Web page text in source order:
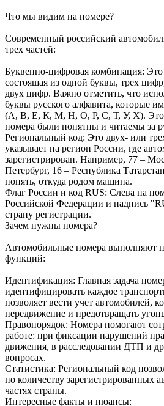
Что мы видим на номере?
Современный российский
трех частей:
Буквенно-цифровая комбинация: Это
состоящая из одной буквы, трех
двух цифр. Важно отметить, что
буквы русского алфавита, которые
(А, В, Е, К, М, Н, О, Р, С, Т, У, Х). Это
номера были понятны и читаемы за
Региональный код: Это двух- или
указывает на регион России, где
зарегистрирован. Например, 77 –
Петербург, 16 – Республика
понять, откуда родом машина.
Флаг России и код RUS: Слева на
Российской Федерации и надпись
страну регистрации.
Зачем нужны номера?
Автомобильные номера выполняют
функций:
Идентификация: Главная задача
идентифицировать каждое
позволяет вести учет автомобилей,
передвижение и предотвращать
Правопорядок: Номера помогают
работе: при фиксации нарушений
движения, в расследовании ДТП и
вопросах.
Статистика: Региональный код
по количеству зарегистрированных
частях страны.
Интересные факты и нюансы: